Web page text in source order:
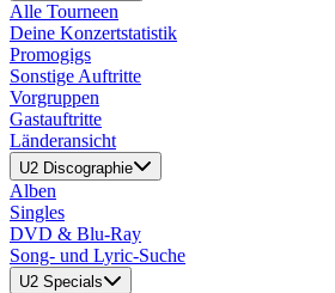
Alle Tourneen
Deine Konzertstatistik
Promogigs
Sonstige Auftritte
Vorgruppen
Gastauftritte
Länderansicht
U2 Discographie
Alben
Singles
DVD & Blu-Ray
Song- und Lyric-Suche
U2 Specials